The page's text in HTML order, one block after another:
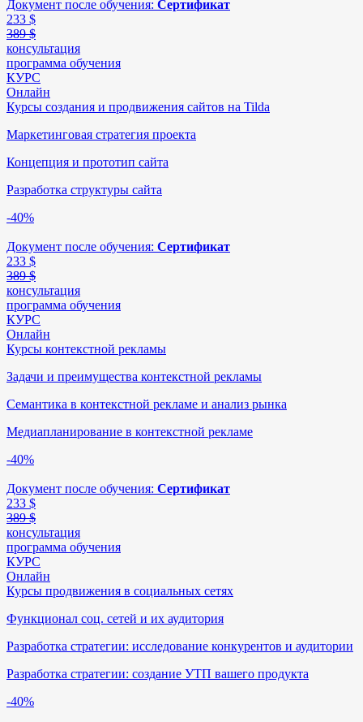
Документ после обучения: Сертификат
233 $
389 $
консультация
программа обучения
КУРС
Онлайн
Курсы создания и продвижения сайтов на Tilda
Маркетинговая стратегия проекта
Концепция и прототип сайта
Разработка структуры сайта
-40%
Документ после обучения: Сертификат
233 $
389 $
консультация
программа обучения
КУРС
Онлайн
Курсы контекстной рекламы
Задачи и преимущества контекстной рекламы
Семантика в контекстной рекламе и анализ рынка
Медиапланирование в контекстной рекламе
-40%
Документ после обучения: Сертификат
233 $
389 $
консультация
программа обучения
КУРС
Онлайн
Курсы продвижения в социальных сетях
Функционал соц. сетей и их аудитория
Разработка стратегии: исследование конкурентов и аудитории
Разработка стратегии: создание УТП вашего продукта
-40%